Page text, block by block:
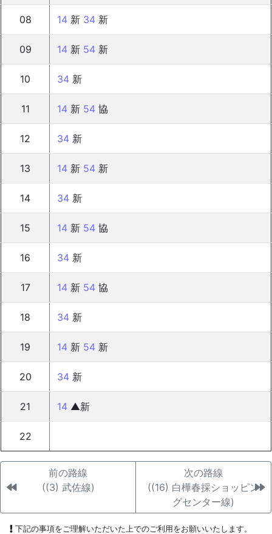
08 14 新 34 新
09 14 新 54 新
10 34 新
11 14 新 54 協
12 34 新
13 14 新 54 新
14 34 新
15 14 新 54 協
16 34 新
17 14 新 54 協
18 34 新
19 14 新 54 新
20 34 新
21 14 ▲新
22
前の路線
((3) 武佐線)
次の路線
((16) 白樺春採ショッピン
グセンター線)
下記の事項をご理解いただいた上でのご利用をお願いいたします。